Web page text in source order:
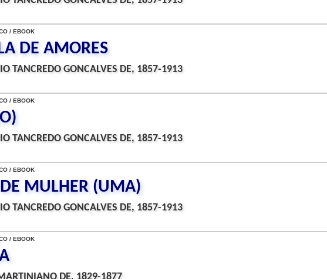
/ EBOOK
DE AMORES
TANCREDO GONCALVES DE, 1857-1913
/ EBOOK
TANCREDO GONCALVES DE, 1857-1913
/ EBOOK
MULHER (UMA)
TANCREDO GONCALVES DE, 1857-1913
/ EBOOK